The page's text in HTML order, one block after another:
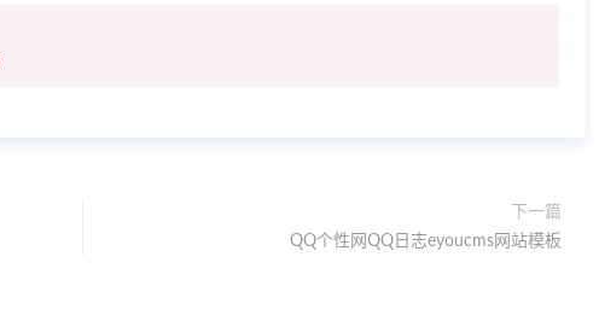
下一篇
QQ个性网QQ日志eyoucms网站模板